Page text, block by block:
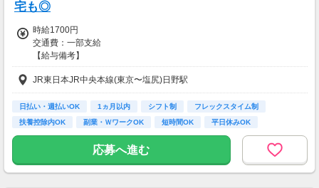
履歴書不要＆来社不要♪
お気軽にお問い合わせください。
※＊※＊※＊※＊※＊※＊※＊※＊※＊※＊
宅も◎
時給1700円
交通費：一部支給
【給与備考】
■昇給あり
■日払い・週払い・先払いもOK
■充実の研修あり◎
座学1ヵ月（もちろん給与は同じ）を含む、
”超”丁寧な研修を行っています！
一切ありません。
ご安心くださいね！
JR東日本JR中央本線(東京〜塩尻)日野駅
日払い・週払いOK 1ヵ月以内 シフト制
フレックスタイム制
扶養控除内OK
副業・ＷワークOK 短時間OK
平日休みOK
完全週休2日制 (土…
応募へ進む